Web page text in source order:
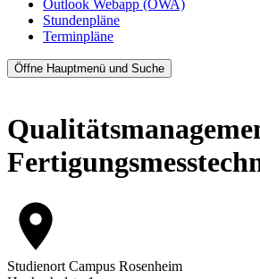
Outlook Webapp (OWA)
Stundenpläne
Terminpläne
Öffne Hauptmenü und Suche
StudienortCampus Rosenheim